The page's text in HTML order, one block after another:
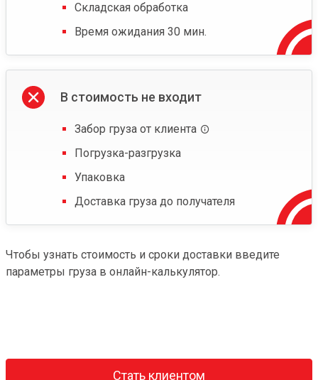
Складская обработка
Время ожидания 30 мин.
В стоимость не входит
Забор груза от клиента
Погрузка-разгрузка
Упаковка
Доставка груза до получателя
Чтобы узнать стоимость и сроки доставки введите
параметры груза в онлайн-калькулятор.
Стать клиентом